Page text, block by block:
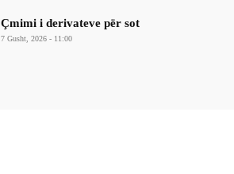
Çmimi i derivateve për sot
7 Gusht, 2026 - 11:00